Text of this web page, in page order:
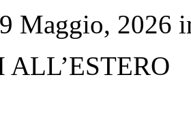
Maggio, 2026